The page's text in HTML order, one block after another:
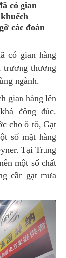
có gian
các đoàn
có gian hàng
trương thương
ngành.
gian hàng lên
đông đúc.
cho ô tô, Gạt
số mặt hàng
Tại Trung
một số chất
cần gạt mưa